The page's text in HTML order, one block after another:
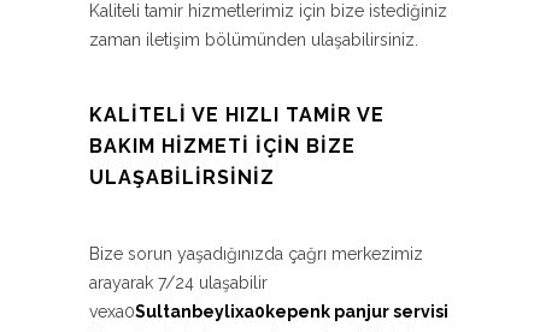
Kaliteli tamir hizmetlerimiz için bize istediğiniz
zaman iletişim bölümünden ulaşabilirsiniz.
KALITELI VE HIZLI TAMIR VE
BAKIM HIZMETI İÇIN BIZE
ULAŞABILIRSINIZ
Bize sorun yaşadığınızda çağrı merkezimiz
arayarak 7/24 ulaşabilir
vexa0Sultanbeylixa0kepenk panjur servisi